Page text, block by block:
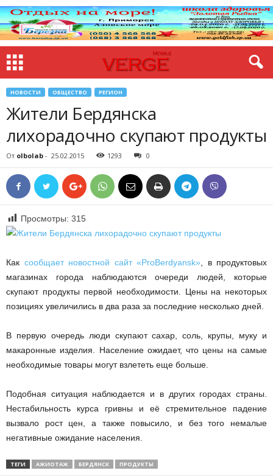
НОВОСТИ ОБЩЕСТВО РЕГИОН
Жители Бердянска
лихорадочно скупают продукты
От olbolab - 25.02.2015 1293 0
Просмотры: 315
Как сообщает новостной сайт «ProBerdyansk» , в продуктовых
магазинах города наблюдаются очереди людей, которые
скупают продукты первой необходимости. Цены на некоторых
позициях увеличились в два раза за последние несколько дней.
В первую очередь люди скупают сахар, соль, крупы, муку и
макаронные изделия. Население ожидает, что цены на самые
необходимые товары могут взлететь еще больше.
Подобная ситуация наблюдается и в других городах страны.
Нестабильность курса гривны и её стремительное падение
вызвало рост цен, а также повысило, и без того немалые
негативные ожидание населения.
ТЕГИ АЖИОТАЖ БЕРДЯНСК ПРОДУКТЫ